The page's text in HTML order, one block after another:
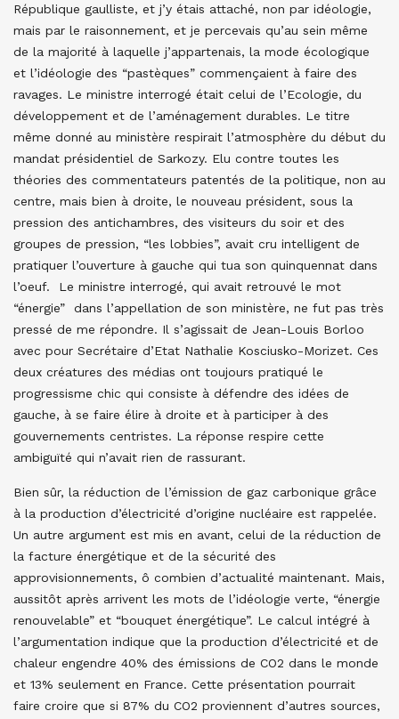
République gaulliste, et j’y étais attaché, non par idéologie,
mais par le raisonnement, et je percevais qu’au sein même
de la majorité à laquelle j’appartenais, la mode écologique
et l’idéologie des “pastèques” commençaient à faire des
ravages. Le ministre interrogé était celui de l’Ecologie, du
développement et de l’aménagement durables. Le titre
même donné au ministère respirait l’atmosphère du début du
mandat présidentiel de Sarkozy. Elu contre toutes les
théories des commentateurs patentés de la politique, non au
centre, mais bien à droite, le nouveau président, sous la
pression des antichambres, des visiteurs du soir et des
groupes de pression, “les lobbies”, avait cru intelligent de
pratiquer l’ouverture à gauche qui tua son quinquennat dans
l’oeuf. Le ministre interrogé, qui avait retrouvé le mot
“énergie” dans l’appellation de son ministère, ne fut pas très
pressé de me répondre. Il s’agissait de Jean-Louis Borloo
avec pour Secrétaire d’Etat Nathalie Kosciusko-Morizet. Ces
deux créatures des médias ont toujours pratiqué le
progressisme chic qui consiste à défendre des idées de
gauche, à se faire élire à droite et à participer à des
gouvernements centristes. La réponse respire cette
ambiguïté qui n’avait rien de rassurant.
Bien sûr, la réduction de l’émission de gaz carbonique grâce
à la production d’électricité d’origine nucléaire est rappelée.
Un autre argument est mis en avant, celui de la réduction de
la facture énergétique et de la sécurité des
approvisionnements, ô combien d’actualité maintenant. Mais,
aussitôt après arrivent les mots de l’idéologie verte, “énergie
renouvelable” et “bouquet énergétique”. Le calcul intégré à
l’argumentation indique que la production d’électricité et de
chaleur engendre 40% des émissions de CO2 dans le monde
et 13% seulement en France. Cette présentation pourrait
faire croire que si 87% du CO2 proviennent d’autres sources,